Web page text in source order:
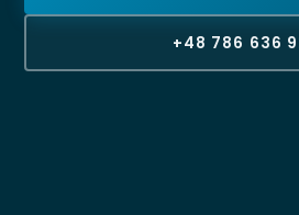
+48 786 636